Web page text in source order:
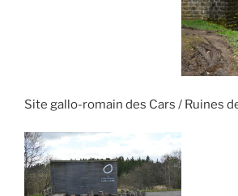
Site gallo-romain des Cars / Ruines